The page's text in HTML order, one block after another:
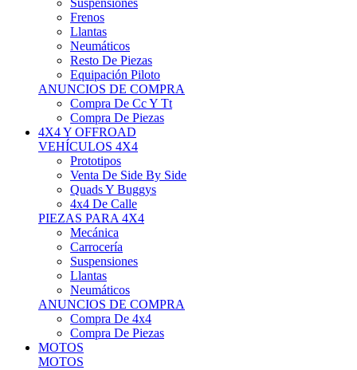
Llantas
Neumáticos
Resto De Piezas
Equipación Piloto
ANUNCIOS DE COMPRA
Compra De Cc Y Tt
Compra De Piezas
4X4 Y OFFROAD
VEHÍCULOS 4X4
Prototipos
Venta De Side By Side
Quads Y Buggys
4x4 De Calle
PIEZAS PARA 4X4
Mecánica
Carrocería
Suspensiones
Llantas
Neumáticos
ANUNCIOS DE COMPRA
Compra De 4x4
Compra De Piezas
MOTOS
MOTOS
Motos De Circuito